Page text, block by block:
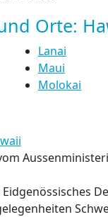
Orte:
Lanai
Maui
Molokai
Eidgenössisches